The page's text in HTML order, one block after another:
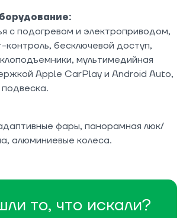
то, что искали?
с подогревом и электроприводом,
контроль, бесключевой доступ,
мультимедийная
Apple CarPlay и Android Auto,
фары, панорамная люк/
алюминиевые колеса.